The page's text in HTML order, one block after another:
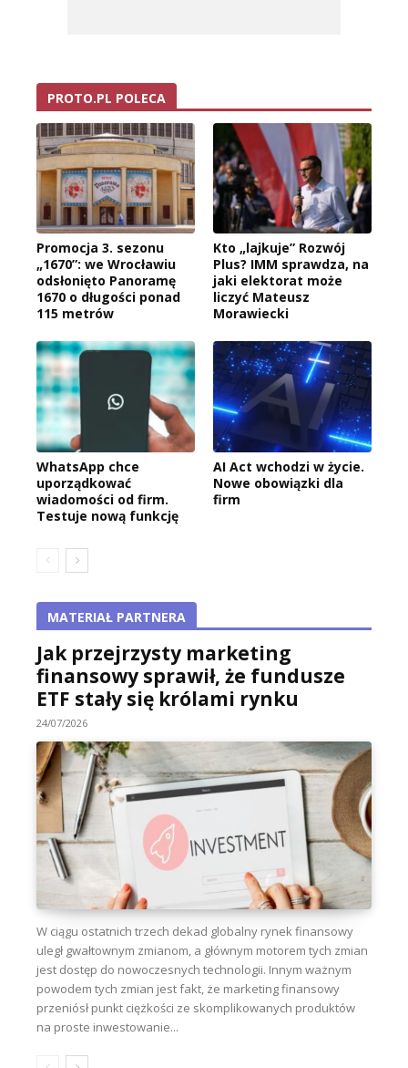
PROTO.PL POLECA
Promocja 3. sezonu
„1670”: we Wrocławiu
odsłonięto Panoramę
1670 o długości ponad
115 metrów
Kto „lajkuje” Rozwój
Plus? IMM sprawdza, na
jaki elektorat może
liczyć Mateusz
Morawiecki
WhatsApp chce
uporządkować
wiadomości od firm.
Testuje nową funkcję
AI Act wchodzi w życie.
Nowe obowiązki dla
firm
MATERIAŁ PARTNERA
Jak przejrzysty marketing
finansowy sprawił, że fundusze
ETF stały się królami rynku
24/07/2026
W ciągu ostatnich trzech dekad globalny rynek finansowy
uległ gwałtownym zmianom, a głównym motorem tych zmian
jest dostęp do nowoczesnych technologii. Innym ważnym
powodem tych zmian jest fakt, że marketing finansowy
przeniósł punkt ciężkości ze skomplikowanych produktów
na proste inwestowanie...